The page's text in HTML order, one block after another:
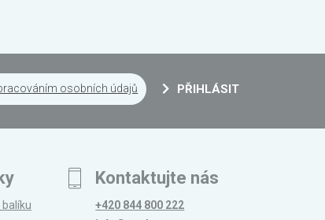
osobních údajů PŘIHLÁSIT
Kontaktujte nás
+420 844 800 222